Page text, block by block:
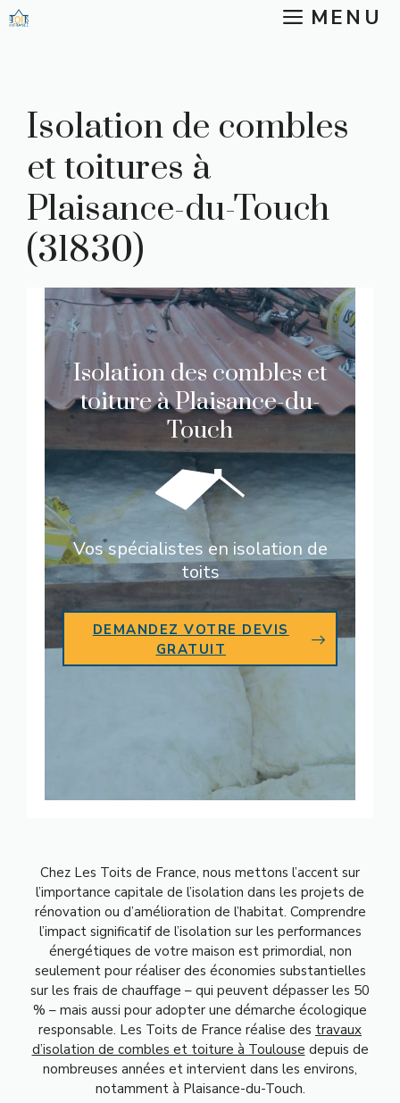
Aller
MENU
Isolation de combles
et toitures à
Plaisance-du-Touch
(31830)
Isolation des combles et
toiture à Plaisance-du-
Touch
Vos spécialistes en isolation de
toits
DEMANDEZ VOTRE DEVIS
GRATUIT
Chez Les Toits de France, nous mettons l’accent sur
l’importance capitale de l’isolation dans les projets de
rénovation ou d’amélioration de l’habitat. Comprendre
l’impact significatif de l’isolation sur les performances
énergétiques de votre maison est primordial, non
seulement pour réaliser des économies substantielles
sur les frais de chauffage – qui peuvent dépasser les 50
% – mais aussi pour adopter une démarche écologique
responsable. Les Toits de France réalise des travaux
d’isolation de combles et toiture à Toulouse depuis de
nombreuses années et intervient dans les environs,
notamment à Plaisance-du-Touch.